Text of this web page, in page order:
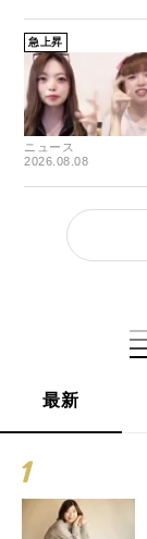
急上昇
ニュース
2026.08.08
最新